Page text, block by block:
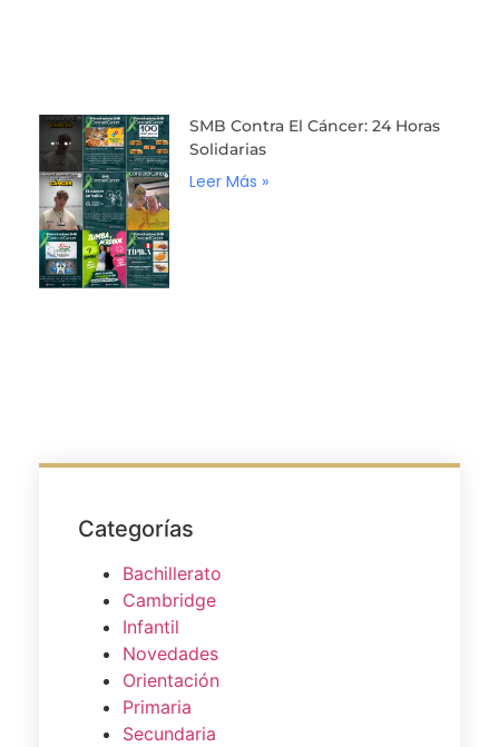
SMB Contra El Cáncer: 24 Horas
Solidarias
Leer Más »
Categorías
Bachillerato
Cambridge
Infantil
Novedades
Orientación
Primaria
Secundaria